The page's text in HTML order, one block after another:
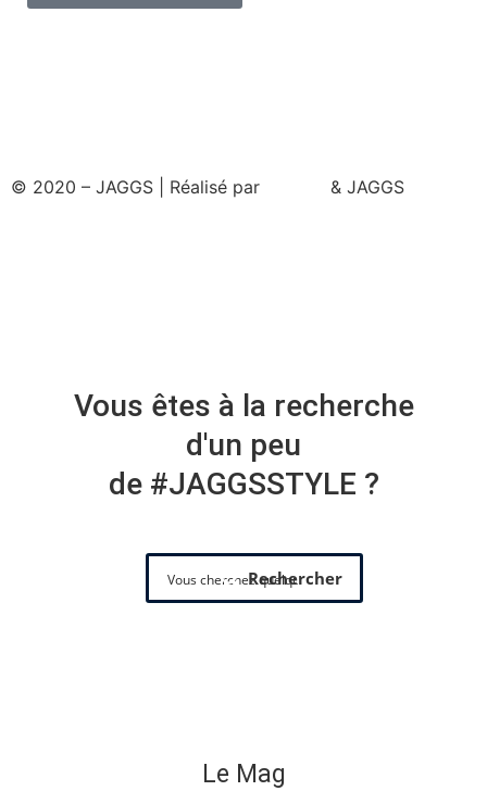
© 2020 – JAGGS | Réalisé par & JAGGS
Vous êtes à la recherche
d'un peu
de #JAGGSSTYLE ?
Rechercher
Le Mag